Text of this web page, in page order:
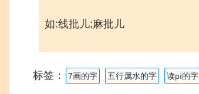
如:线批儿;麻批儿
标签： 7画的字 五行属水的字 读pī的字